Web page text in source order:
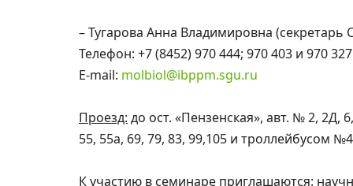
– Тугарова Анна Владимировна
Телефон: +7 (8452) 970 444; 970 403 и 970
E-mail: molbiol@ibppm.sgu.ru
Проезд: до ост. «Пензенская», авт. № 2,
55, 55а, 69, 79, 83, 99,105 и троллейбусом
К участию в семинаре приглашаются: